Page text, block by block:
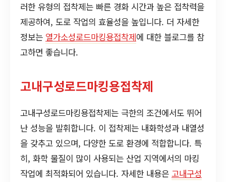
러한 유형의 접착제는 빠른 경화 시간과 높은 접착력을
제공하여, 도로 작업의 효율성을 높입니다. 더 자세한
정보는 열가소성로드마킹용접착제에 대한 블로그를 참
고하면 좋습니다.
고내구성로드마킹용접착제
고내구성로드마킹용접착제는 극한의 조건에서도 뛰어
난 성능을 발휘합니다. 이 접착제는 내화학성과 내열성
을 갖추고 있으며, 다양한 도로 환경에 적합합니다. 특
히, 화학 물질이 많이 사용되는 산업 지역에서의 마킹
작업에 최적화되어 있습니다. 자세한 내용은 고내구성